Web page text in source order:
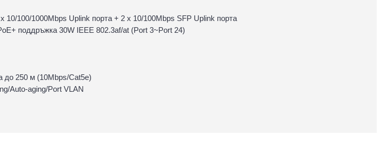
10/100/1000Mbps Uplink порта + 2 x 10/100Mbps SFP Uplink порта
поддръжка 30W IEEE 802.3af/at (Port 3~Port 24)
до 250 м (10Mbps/Cat5e)
Auto-aging/Port VLAN